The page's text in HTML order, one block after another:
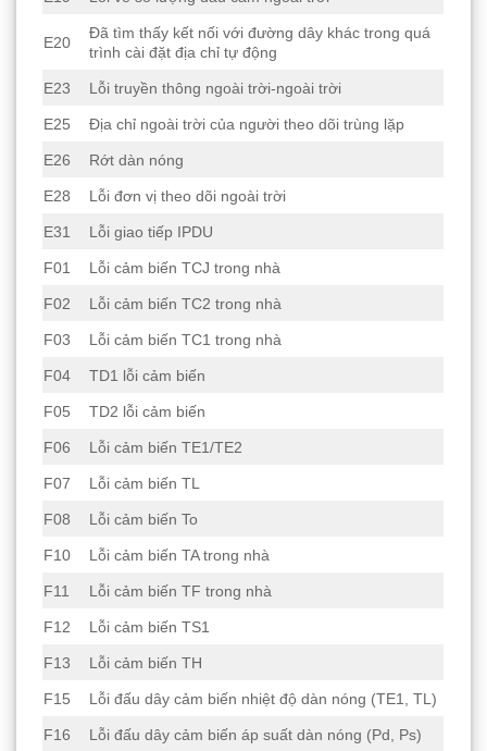
E20
Đã tìm thấy kết nối với đường dây khác trong quá
trình cài đặt địa chỉ tự động
E23 Lỗi truyền thông ngoài trời-ngoài trời
E25 Địa chỉ ngoài trời của người theo dõi trùng lặp
E26 Rớt dàn nóng
E28 Lỗi đơn vị theo dõi ngoài trời
E31 Lỗi giao tiếp IPDU
F01 Lỗi cảm biến TCJ trong nhà
F02 Lỗi cảm biến TC2 trong nhà
F03 Lỗi cảm biến TC1 trong nhà
F04 TD1 lỗi cảm biến
F05 TD2 lỗi cảm biến
F06 Lỗi cảm biến TE1/TE2
F07 Lỗi cảm biến TL
F08 Lỗi cảm biến To
F10 Lỗi cảm biến TA trong nhà
F11 Lỗi cảm biến TF trong nhà
F12 Lỗi cảm biến TS1
F13 Lỗi cảm biến TH
F15 Lỗi đấu dây cảm biến nhiệt độ dàn nóng (TE1, TL)
F16 Lỗi đấu dây cảm biến áp suất dàn nóng (Pd, Ps)